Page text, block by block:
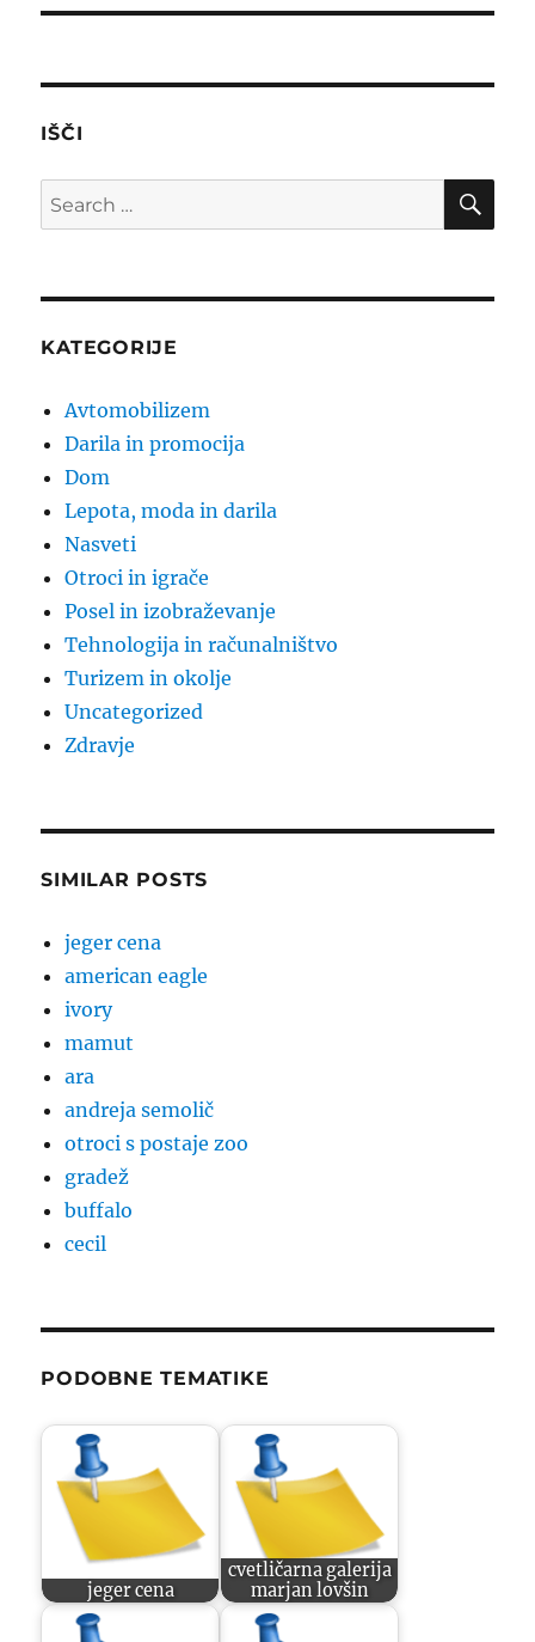
IŠČI
Search
for:
KATEGORIJE
Avtomobilizem
Darila in promocija
Dom
Lepota, moda in darila
Nasveti
Otroci in igrače
Posel in izobraževanje
Tehnologija in računalništvo
Turizem in okolje
Uncategorized
Zdravje
SIMILAR POSTS
jeger cena
american eagle
ivory
mamut
ara
andreja semolič
otroci s postaje zoo
gradež
buffalo
cecil
PODOBNE TEMATIKE
jeger cena
cvetličarna galerija
marjan lovšin